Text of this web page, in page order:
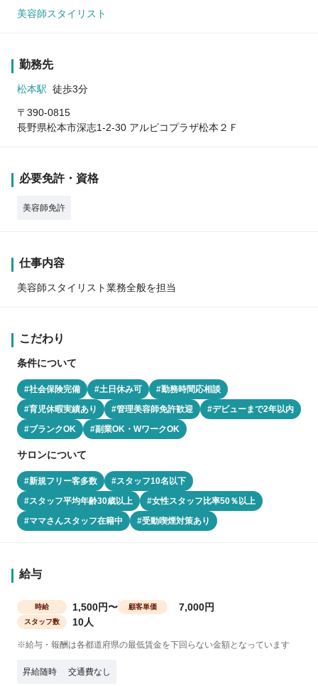
美容師スタイリスト
勤務先
松本駅 徒歩3分
〒390-0815
長野県松本市深志1-2-30 アルピコプラザ松本２Ｆ
必要免許・資格
美容師免許
仕事内容
美容師スタイリスト業務全般を担当
こだわり
条件について
#社会保険完備 #土日休み可
#勤務時間応相談
#育児休暇実績あり
#管理美容師免許歓迎
#デビューまで2年以内
#ブランクOK
#副業OK・WワークOK
サロンについて
#新規フリー客多数
#スタッフ10名以下
#スタッフ平均年齢30歳以上
#女性スタッフ比率50％以上
#ママさんスタッフ在籍中
#受動喫煙対策あり
給与
時給 1,500円〜 顧客単価 7,000円
スタッフ数 10人
※給与・報酬は各都道府県の最低賃金を下回らない金額となっています
昇給随時 交通費なし